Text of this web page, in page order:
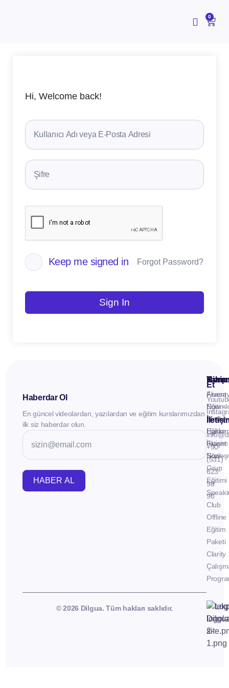
0
Hi, Welcome back!
Keep me signed in Forgot Password?
Sign In
Haberdar Ol
En güncel videolardan, yazılardan ve eğitim kurslarımızdan
ilk siz haberdar olun.
HABER AL
İletişim
Fluent
Now -
Birebir
Eğitim
Fluent
Now -
Grup
Eğitimi
Club
Offline
Eğitim
Paketi
Clarity
Takip
Et
+90
(531)
623
98
90
© 2026 Dilgua. Tüm hakları saklıdır.